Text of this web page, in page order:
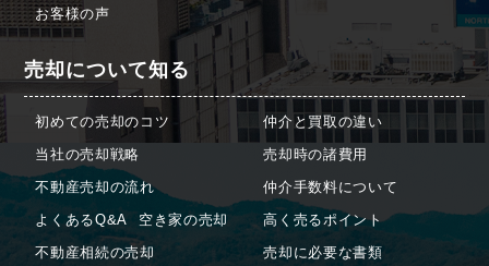
お客様の声
売却について知る
初めての売却のコツ
当社の売却戦略
不動産売却の流れ
よくあるQ&A
空き家の売却
不動産相続の売却
仲介と買取の違い
売却時の諸費用
仲介手数料について
高く売るポイント
売却に必要な書類